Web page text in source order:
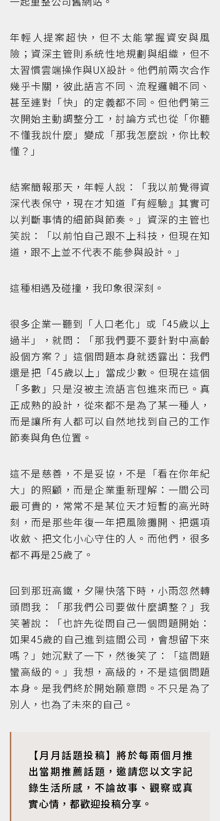
年輕人提案超快，但不太能掌握資安與風
險；資深主管則系統性地規劃與組織，但不
太習慣雲端操作與UX設計。他們前兩次合作
幾乎卡關，彼此語言不同、流程邏輯不同、
甚至連對「快」的定義都不同。但他們第三
次開始主動調整分工，討論方式也從「你聽
不懂我說什麼」變成「那我怎麼說，你比較
懂？」
結案簡報那天，年輕人說：「我以前覺得資
深代表保守，現在才知道『有經驗』其實可
以判斷事情的細節與節奏。」資深的主管也
笑說：「以前怕自己跟不上科技，但現在知
道，跟不上並不代表不能參與設計。」
這種相遇及碰撞，我印象很深刻。
很多企業一聽到「人口老化」或「45歲以上
過半」，就問：「那我們要不要針對中高齡
設個方案？」這個問題本身就透露出：我們
還是把「45歲以上」當成少數。但現在這個
「多數」只是沒被主流語言包進來而已。真
正成熟的設計，從來都不是為了某一種人，
而是讓所有人都可以自然地找到自己的工作
節奏與角色位置。
這不是慈善，不是妥協，不是「看在你年紀
大」的照顧，而是企業重新理解：一間公司
最可貴的，常常不是某位天才短暫的高光時
刻，而是那些年復一年把風險攤開、把選項
收斂、把文化小心守住的人。而他們，很多
都不再是25歲了。
回到那班高鐵，夕陽快落下時，小雨忽然轉
頭問我：「那我們公司要做什麼調整？」我
笑著說：「也許先從問自己一個問題開始：
如果45歲的自己進到這間公司，會想留下來
嗎？」她沉默了一下，然後笑了：「這問題
蠻高級的。」我想，高級的，不是這個問題
本身。是我們終於開始願意問。不只是為了
別人，也為了未來的自己。
【月月話題投稿】將於每兩個月推
出當期推薦話題，邀請您以文字記
錄生活所感，不論故事、觀察或真
實心情，都歡迎投稿分享。